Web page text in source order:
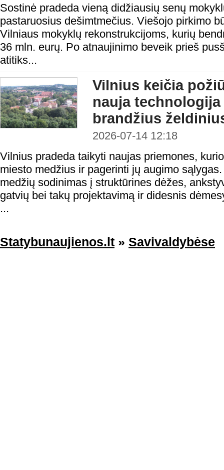
Sostinė pradeda vieną didžiausių senų
pastaruosius dešimtmečius. Viešojo pirkimo
Vilniaus mokyklų rekonstrukcijoms, kurių
36 mln. eurų. Po atnaujinimo beveik prieš
atitiks...
Vilnius keičia
nauja
brandžius
2026-07-14 12:18
Vilnius pradeda taikyti naujas priemones,
miesto medžius ir pagerinti jų augimo
medžių sodinimas į struktūrines dėžes,
gatvių bei takų projektavimą ir didesnis
...
Statybunaujienos.lt » Savivaldybėse